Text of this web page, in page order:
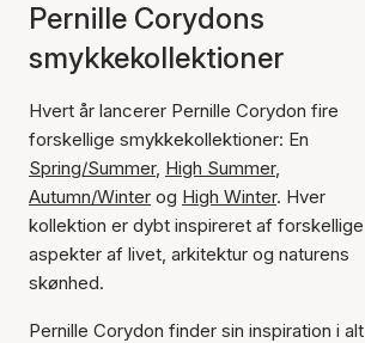
Pernille Corydons
smykkekollektioner
Hvert år lancerer Pernille Corydon fire
forskellige smykkekollektioner: En
Spring/Summer, High Summer,
Autumn/Winter og High Winter. Hver
kollektion er dybt inspireret af forskellige
aspekter af livet, arkitektur og naturens
skønhed.
Pernille Corydon finder sin inspiration i alt